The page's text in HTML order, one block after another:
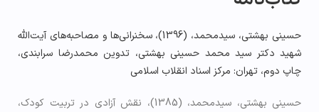
حسینی بهشتی، سیدمحمد، (1396)، سخنرانی‌ها و مصاحبه‌های آیت‌الله
شهید دکتر سید محمد حسینی بهشتی، تدوین محمدرضا سرابندی،
چاپ دوم، تهران: مرکز اسناد انقلاب اسلامی
حسینی بهشتی، سیدمحمد، (1385)، نقش آزادی در تربیت کودک،